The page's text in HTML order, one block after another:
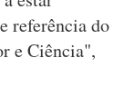
referência do
e Ciência",